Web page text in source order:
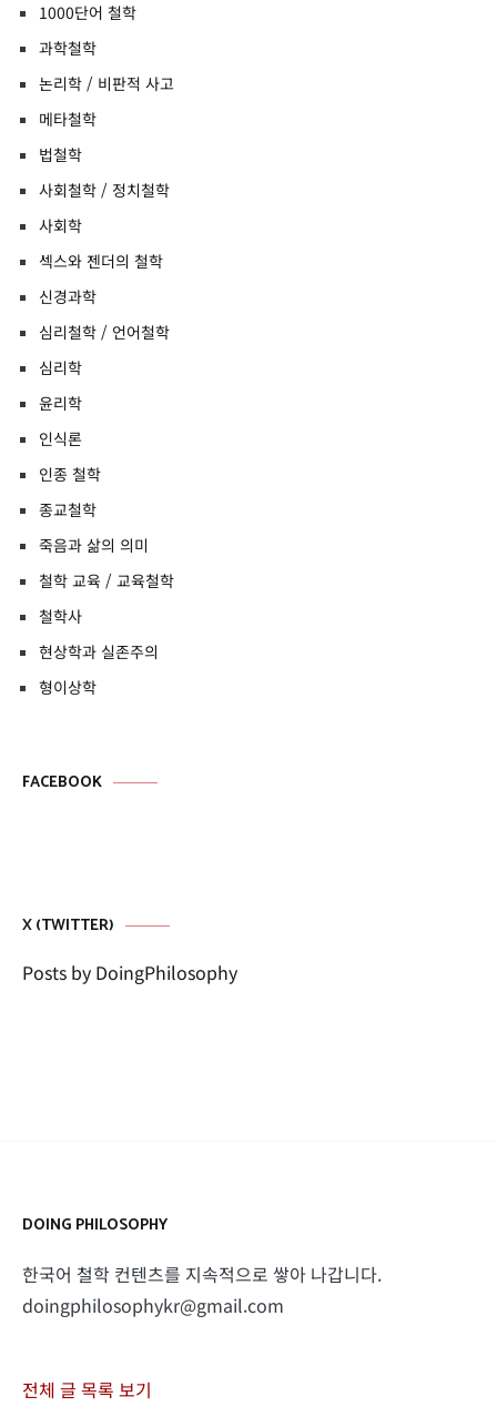
1000단어 철학
과학철학
논리학 / 비판적 사고
메타철학
법철학
사회철학 / 정치철학
사회학
섹스와 젠더의 철학
신경과학
심리철학 / 언어철학
심리학
윤리학
인식론
인종 철학
종교철학
죽음과 삶의 의미
철학 교육 / 교육철학
철학사
현상학과 실존주의
형이상학
FACEBOOK
X (TWITTER)
Posts by DoingPhilosophy
DOING PHILOSOPHY
한국어 철학 컨텐츠를 지속적으로 쌓아 나갑니다.
doingphilosophykr@gmail.com
전체 글 목록 보기